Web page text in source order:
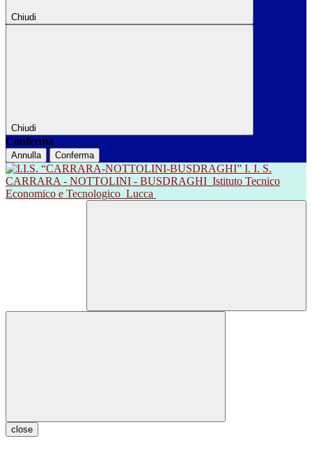
Chiudi
Chiudi
Conferma
Annulla Conferma
I. I. S.
CARRARA - NOTTOLINI - BUSDRAGHI Istituto Tecnico
Economico e Tecnologico Lucca
close